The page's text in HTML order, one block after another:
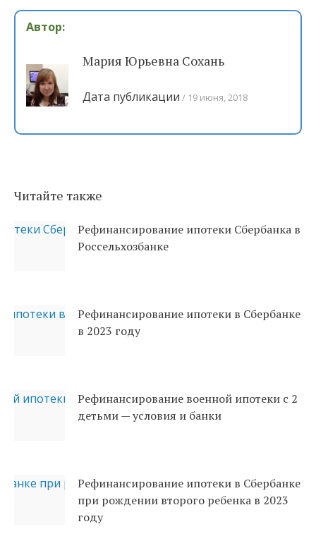
Автор:
Мария Юрьевна Сохань
Дата публикации 19 июня, 2018
Читайте также
Рефинансирование ипотеки Сбербанка в
Россельхозбанке
Рефинансирование ипотеки в Сбербанке
в 2023 году
Рефинансирование военной ипотеки с 2
детьми — условия и банки
Рефинансирование ипотеки в Сбербанке
при рождении второго ребенка в 2023
году